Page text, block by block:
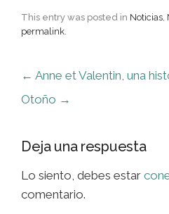
This entry was posted in Noticias
permalink
← Anne et Valentin, una
Otoño →
Deja una respuesta
Lo siento, debes estar
comentario.